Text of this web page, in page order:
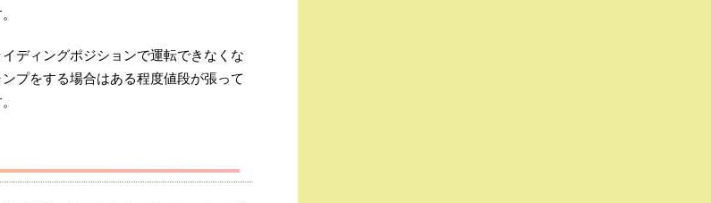
ディングポジションで運転できなくな
プをする場合はある程度値段が張って